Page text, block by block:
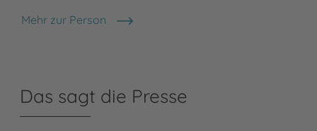
Mehr zur Person
Daniela Kulot
Das sagt die Presse